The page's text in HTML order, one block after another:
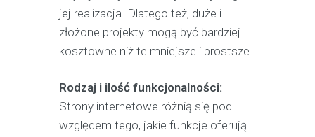
jej realizacja. Dlatego też, duże i
złożone projekty mogą być bardziej
kosztowne niż te mniejsze i prostsze.
Rodzaj i ilość funkcjonalności:
Strony internetowe różnią się pod
względem tego, jakie funkcje oferują